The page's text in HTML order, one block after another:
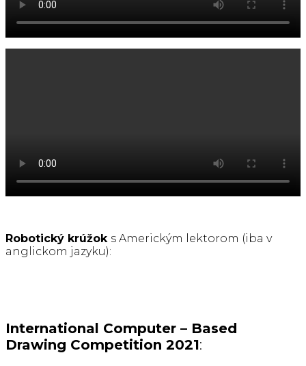
Robotický krúžok s Americkým lektorom (iba v
anglickom jazyku):
International Computer – Based
Drawing Competition 2021: